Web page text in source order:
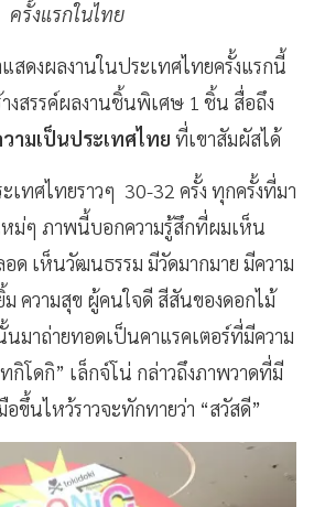
ครั้งแรกในไทย
สดงผลงานในประเทศไทยครั้งแรกนี้
งสรรค์ผลงานชิ้นพิเศษ 1 ชิ้น สื่อถึง
ามเป็นประเทศไทย ที่เขาสัมผัสได้
เทศไทยราวๆ 30-32 ครั้ง ทุกครั้งที่มา
หม่ๆ ภาพนี้บอกความรู้สึกที่ผมเห็น
ด เห็นวัฒนธรรม มีวัดมากมาย มีความ
ความสุข ผู้คนใจดี สีสันของดอกไม้
มาถ่ายทอดเป็นคาแรคเตอร์ที่มีความ
กิโดกิ” เล็กจ์โน่ กล่าวถึงภาพวาดที่มี
ขึ้นไหว้ราวจะทักทายว่า “สวัสดี”